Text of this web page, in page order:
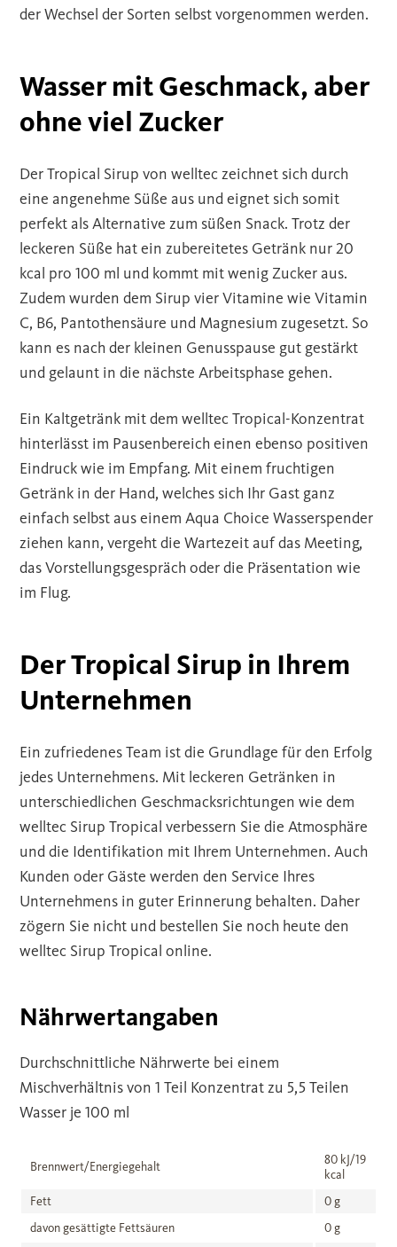
der Wechsel der Sorten selbst vorgenommen werden.
Wasser mit Geschmack, aber
ohne viel Zucker
Der Tropical Sirup von welltec zeichnet sich durch
eine angenehme Süße aus und eignet sich somit
perfekt als Alternative zum süßen Snack. Trotz der
leckeren Süße hat ein zubereitetes Getränk nur 20
kcal pro 100 ml und kommt mit wenig Zucker aus.
Zudem wurden dem Sirup vier Vitamine wie Vitamin
C, B6, Pantothensäure und Magnesium zugesetzt. So
kann es nach der kleinen Genusspause gut gestärkt
und gelaunt in die nächste Arbeitsphase gehen.
Ein Kaltgetränk mit dem welltec Tropical-Konzentrat
hinterlässt im Pausenbereich einen ebenso positiven
Eindruck wie im Empfang. Mit einem fruchtigen
Getränk in der Hand, welches sich Ihr Gast ganz
einfach selbst aus einem Aqua Choice Wasserspender
ziehen kann, vergeht die Wartezeit auf das Meeting,
das Vorstellungsgespräch oder die Präsentation wie
im Flug.
Der Tropical Sirup in Ihrem
Unternehmen
Ein zufriedenes Team ist die Grundlage für den Erfolg
jedes Unternehmens. Mit leckeren Getränken in
unterschiedlichen Geschmacksrichtungen wie dem
welltec Sirup Tropical verbessern Sie die Atmosphäre
und die Identifikation mit Ihrem Unternehmen. Auch
Kunden oder Gäste werden den Service Ihres
Unternehmens in guter Erinnerung behalten. Daher
zögern Sie nicht und bestellen Sie noch heute den
welltec Sirup Tropical online.
Nährwertangaben
Durchschnittliche Nährwerte bei einem
Mischverhältnis von 1 Teil Konzentrat zu 5,5 Teilen
Wasser je 100 ml
Brennwert/Energiegehalt
80 kJ/19
kcal
Fett
0 g
davon gesättigte Fettsäuren
0 g